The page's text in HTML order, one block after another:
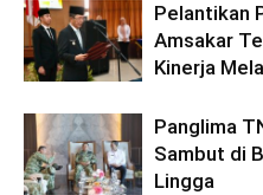
Pelantikan
Amsakar
Kinerja
Panglima
Sambut di
Lingga